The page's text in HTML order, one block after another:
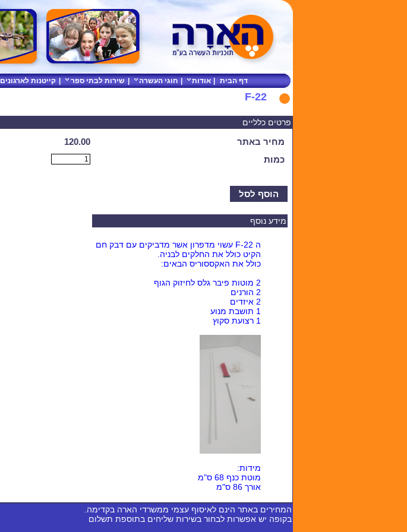
דף הבית אודות חוגי העשרה שירות לבתי ספר קייטנות לארגונים
פרטים כלליים
מחיר באתר
120.00
כמות
הוסף לסל
מידע נוסף
ה F-22 עשוי מדפרון אשר מדביקים עם דבק חם
הקיט כולל את החלקים לבניה.
כולל את האקססוריס הבאים:
2 מוטות פיבר גלס לחיזוק הגוף
2 הורנים
2 איזדים
1 תושבת מנוע
1 רצועת סקוץ
מידות:
מוטת כנף 68 ס"מ
אורך 86 ס"מ
המחירים באתר הינם לאיסוף עצמי ממשרדי הארה בקדימה.
בקופה יש אפשרות לבחור בשירות שליחים בתוספת תשלום